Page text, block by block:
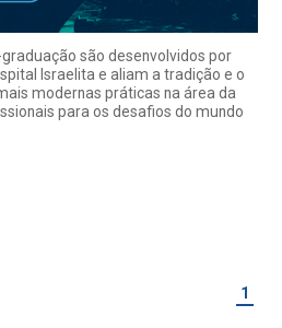
são desenvolvidos por
Israelita e aliam a tradição e o
modernas práticas na área da
para os desafios do mundo
1